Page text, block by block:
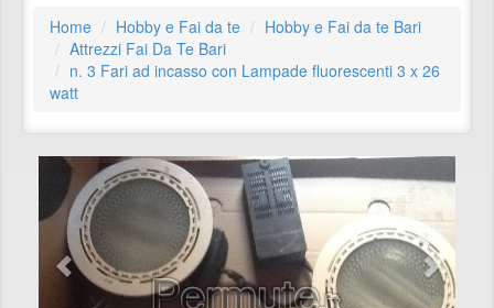
Home Hobby e Fai da te
Hobby e Fai da te Bari
Attrezzi Fai Da Te Bari
n. 3 Fari ad incasso con Lampade fluorescenti 3 x 26
watt